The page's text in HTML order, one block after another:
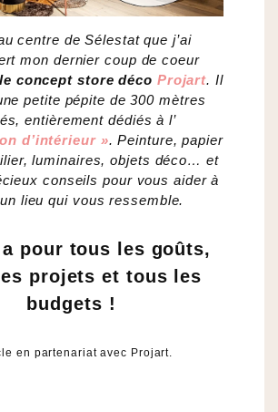
centre de Sélestat que j’ai
mon dernier coup de coeur
le concept store déco Projart. Il
petite pépite de 300 mètres
entièrement dédiés à l’
d’intérieur ». Peinture, papier
luminaires, objets déco… et
conseils pour vous aider à
lieu qui vous ressemble.
pour tous les goûts,
projets et tous les
budgets !
en partenariat avec Projart.